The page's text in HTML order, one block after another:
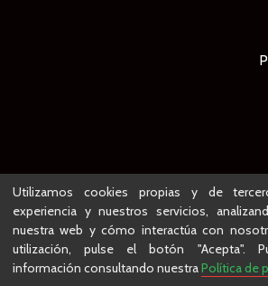
Utilizamos cookies propias y de
experiencia y nuestros servicios,
nuestra web y cómo interactúa con
utilización, pulse el botón "Acepta".
información consultando nuestraPolítica de